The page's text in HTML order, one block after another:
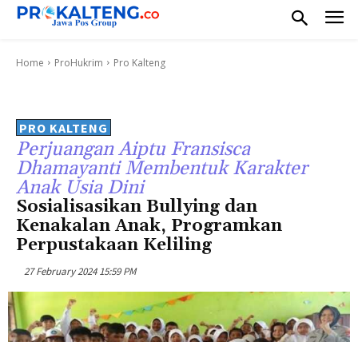
Home ProHukrim Pro Kalteng
PRO KALTENG
Perjuangan Aiptu Fransisca
Dhamayanti Membentuk Karakter
Anak Usia Dini
Sosialisasikan Bullying dan
Kenakalan Anak, Programkan
Perpustakaan Keliling
27 February 2024 15:59 PM